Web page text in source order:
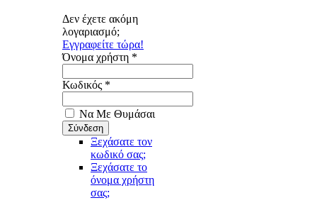
Δεν έχετε ακόμη
λογαριασμό;
Εγγραφείτε τώρα!
Όνομα χρήστη *
Κωδικός *
Να Με Θυμάσαι
Ξεχάσατε τον
κωδικό σας;
Ξεχάσατε το
όνομα χρήστη
σας;